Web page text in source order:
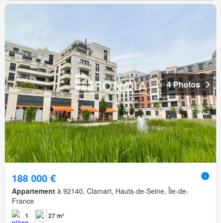
4 Photos
188 000 €
Appartement à 92140, Clamart, Hauts-de-Seine, Île-de-
France
1 27 m²